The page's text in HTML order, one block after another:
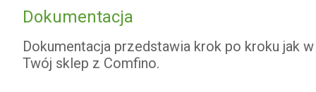
Dokumentacja
Dokumentacja przedstawia krok po kroku jak
Twój sklep z Comfino.